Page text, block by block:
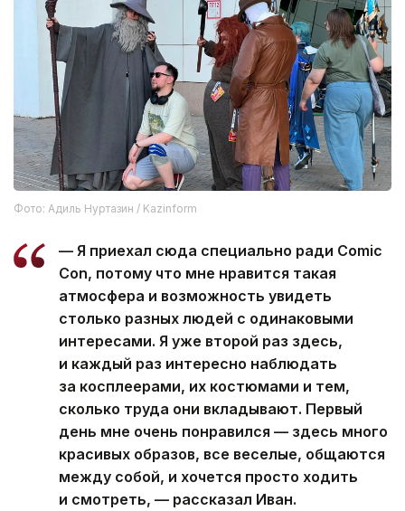
Фото: Адиль Нуртазин / Kazinform
— Я приехал сюда специально ради Comic
Con, потому что мне нравится такая
атмосфера и возможность увидеть
столько разных людей с одинаковыми
интересами. Я уже второй раз здесь,
и каждый раз интересно наблюдать
за косплеерами, их костюмами и тем,
сколько труда они вкладывают. Первый
день мне очень понравился — здесь много
красивых образов, все веселые, общаются
между собой, и хочется просто ходить
и смотреть, — рассказал Иван.